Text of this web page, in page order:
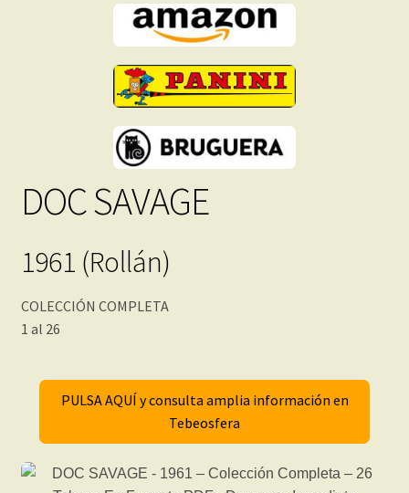
DOC SAVAGE
1961 (Rollán)
COLECCIÓN COMPLETA
1 al 26
PULSA AQUÍ y consulta amplia información en
Tebeosfera